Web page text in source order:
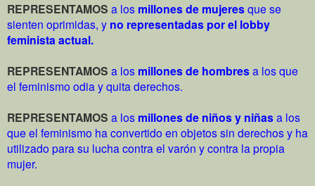
REPRESENTAMOS a los millones de mujeresque se
sienten oprimidas, y no representadas por el lobby
feminista actual.
REPRESENTAMOS a los millones de hombresa los que
el feminismo odia y quita derechos.
REPRESENTAMOS a los millones de niños y niñasa los
que el feminismo ha convertido en objetos sin derechos y ha
utilizado para su lucha contra el varón y contra la propia
mujer.